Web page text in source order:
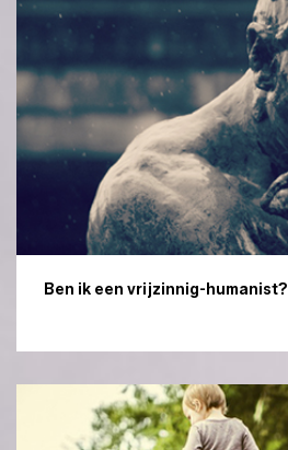
Ben ik een vrijzinnig-humanist?